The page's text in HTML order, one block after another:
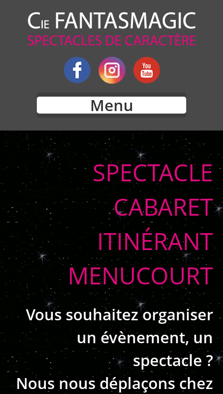
Menu
SPECTACLE
CABARET
ITINÉRANT
MENUCOURT
Vous souhaitez organiser
un évènement, un
spectacle ?
Nous nous déplaçons chez